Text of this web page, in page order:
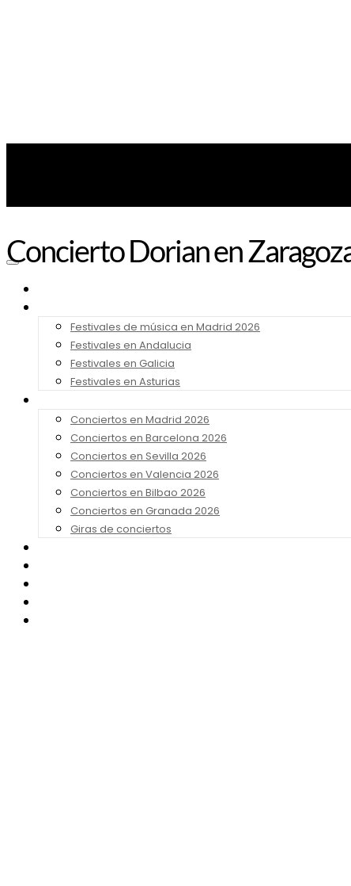
Festivales de música en Madrid 2026
Festivales en Andalucia
Festivales en Galicia
Festivales en Asturias
Conciertos en Madrid 2026
Conciertos en Barcelona 2026
Conciertos en Sevilla 2026
Conciertos en Valencia 2026
Conciertos en Bilbao 2026
Conciertos en Granada 2026
Giras de conciertos
Concierto Dorian en